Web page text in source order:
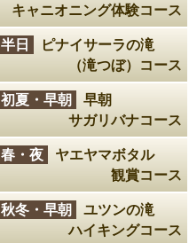
キャニオニング体験コース
半日
ピナイサーラの滝
（滝つぼ）コース
初夏・早朝
早朝
サガリバナコース
春・夜
ヤエヤマボタル
観賞コース
秋冬・早朝
ユツンの滝
ハイキングコース